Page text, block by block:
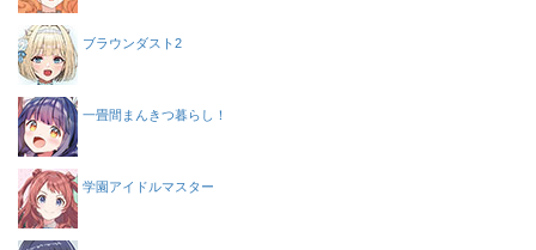
ブラウンダスト2
一畳間まんきつ暮らし！
学園アイドルマスター